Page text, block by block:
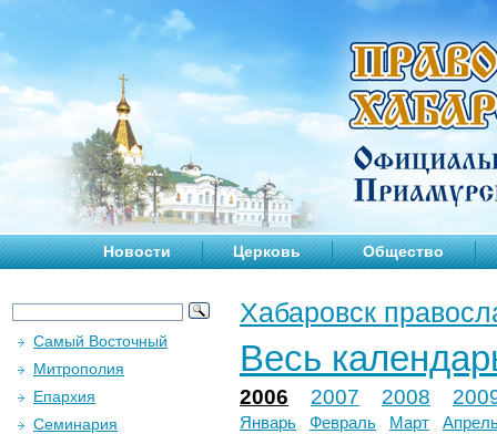
Новости Церковь Общество
Хабаровск
Весь
2006 2007 2008
Январь Февраль Март
Самый Восточный
Митрополия
Епархия
Семинария